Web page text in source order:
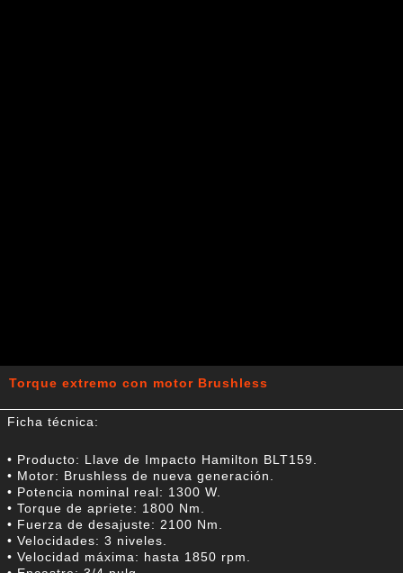
Torque extremo con motor Brushless
Ficha técnica:
• Producto: Llave de Impacto Hamilton BLT159.
• Motor: Brushless de nueva generación.
• Potencia nominal real: 1300 W.
• Torque de apriete: 1800 Nm.
• Fuerza de desajuste: 2100 Nm.
• Velocidades: 3 niveles.
• Velocidad máxima: hasta 1850 rpm.